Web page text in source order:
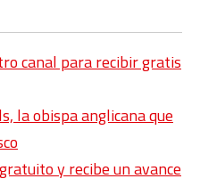
canal para recibir gratis
la obispa anglicana que
y recibe un avance